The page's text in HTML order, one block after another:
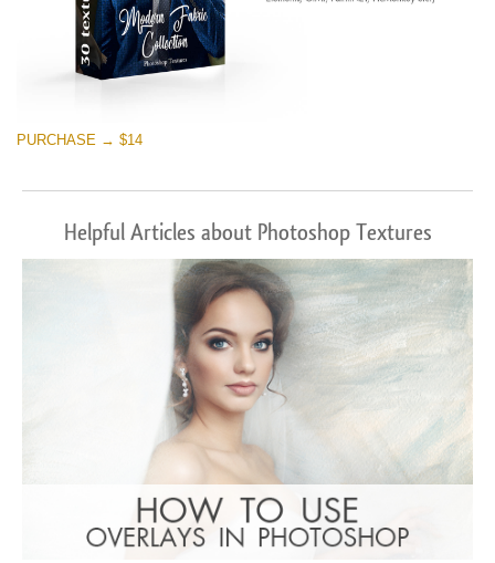
PURCHASE → $14
Helpful Articles about Photoshop Textures